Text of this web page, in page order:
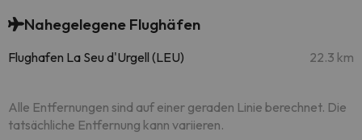
Nahegelegene Flughäfen
Flughafen La Seu d'Urgell (LEU) 22.3 km
Alle Entfernungen sind auf einer geraden Linie berechnet. Die
tatsächliche Entfernung kann variieren.